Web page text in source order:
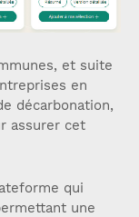
et suite
en
décarbonation,
assurer cet
qui
une